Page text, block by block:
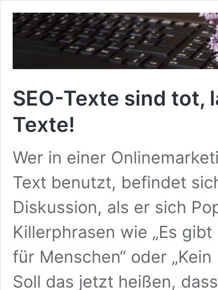
SEO-Texte sind tot,
Texte!
Wer in einer
Text benutzt, befindet
Diskussion, als er sich
Killerphrasen wie „Es
für Menschen“ oder
Soll das jetzt heißen,